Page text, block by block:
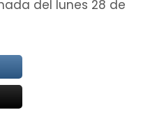
del lunes 28 de